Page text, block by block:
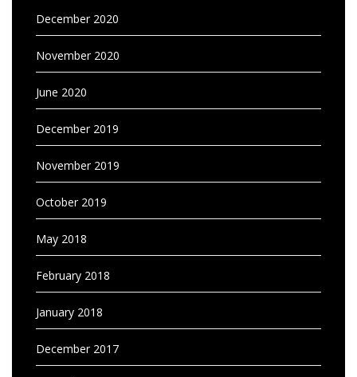
December 2020
November 2020
June 2020
December 2019
November 2019
October 2019
May 2018
February 2018
January 2018
December 2017